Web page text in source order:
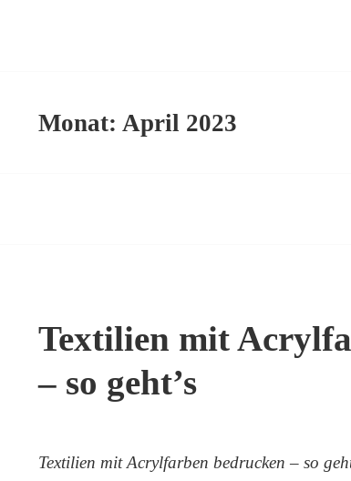
Monat: April 2023
Textilien mit
– so geht’s
Textilien mit Acrylfarben bedrucken – so